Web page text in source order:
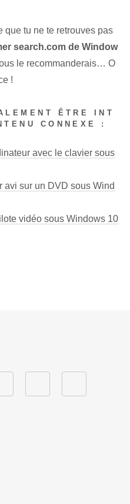
que tu ne te retrouves pas
search.com de Window
le recommanderais… O
!
ÊTRE INT
CONNEXE :
avec le clavier sous
avi sur un DVD sous Wind
vidéo sous Windows 10